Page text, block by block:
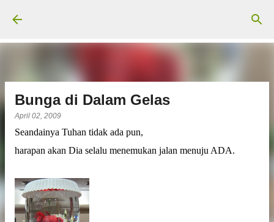
Bunga di Dalam Gelas
April 02, 2009
Seandainya Tuhan tidak ada pun,
harapan akan Dia selalu menemukan jalan menuju ADA.